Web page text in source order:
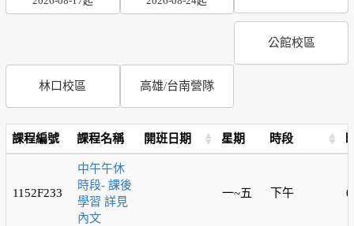
公館校區
林口校區 高雄/台南營隊
課程編號 課程名稱 開班日期 星期 時段
1152F233
中午午休
時段- 課後
學習 詳見
內文
一~五 下午 0